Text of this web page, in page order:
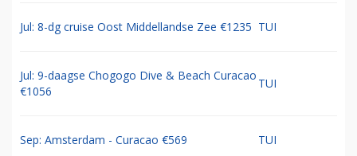
Jul: 8-dg cruise Oost Middellandse Zee €1235 TUI
Jul: 9-daagse Chogogo Dive & Beach Curacao
€1056
TUI
Sep: Amsterdam - Curacao €569 TUI